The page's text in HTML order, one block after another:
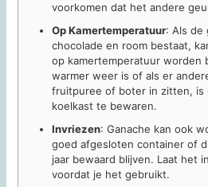
voorkomen dat het andere
Op Kamertemperatuur: Als de
chocolade en room bestaat,
op kamertemperatuur worden
warmer weer is of als er
fruitpuree of boter in zitten, is
koelkast te bewaren.
Invriezen: Ganache kan ook
goed afgesloten container of
jaar bewaard blijven. Laat het
voordat je het gebruikt.